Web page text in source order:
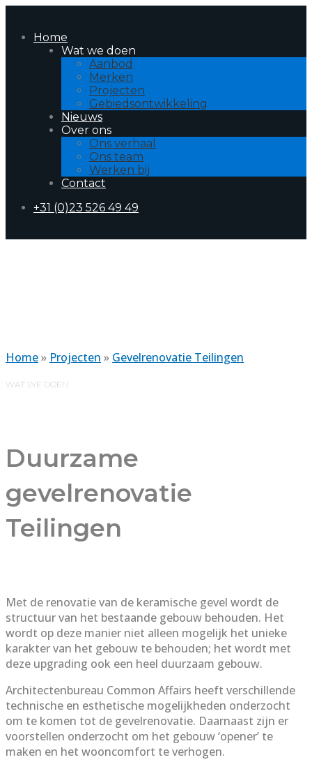
Home
Wat we doen
Aanbod
Merken
Projecten
Gebiedsontwikkeling
Nieuws
Over ons
Ons verhaal
Ons team
Werken bij
Contact
+31 (0)23 526 49 49
Home» Projecten » Gevelrenovatie Teilingen
WAT WE DOEN
Duurzame
gevelrenovatie
Teilingen
Met de renovatie van de keramische gevel wordt de
structuur van het bestaande gebouw behouden. Het
wordt op deze manier niet alleen mogelijk het unieke
karakter van het gebouw te behouden; het wordt met
deze upgrading ook een heel duurzaam gebouw.
Architectenbureau Common Affairs heeft verschillende
technische en esthetische mogelijkheden onderzocht
om te komen tot de gevelrenovatie. Daarnaast zijn er
voorstellen onderzocht om het gebouw ‘opener’ te
maken en het wooncomfort te verhogen.